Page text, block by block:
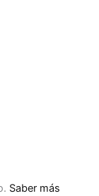
Saber más